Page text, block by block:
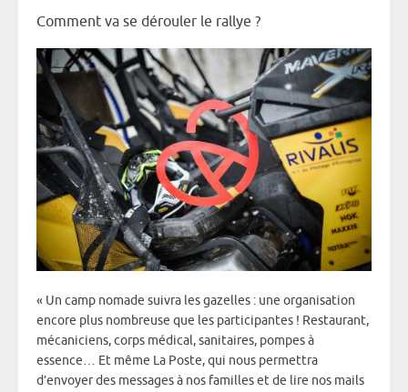
Comment va se dérouler le rallye ?
« Un camp nomade suivra les gazelles : une organisation
encore plus nombreuse que les participantes ! Restaurant,
mécaniciens, corps médical, sanitaires, pompes à
essence… Et même La Poste, qui nous permettra
d’envoyer des messages à nos familles et de lire nos mails